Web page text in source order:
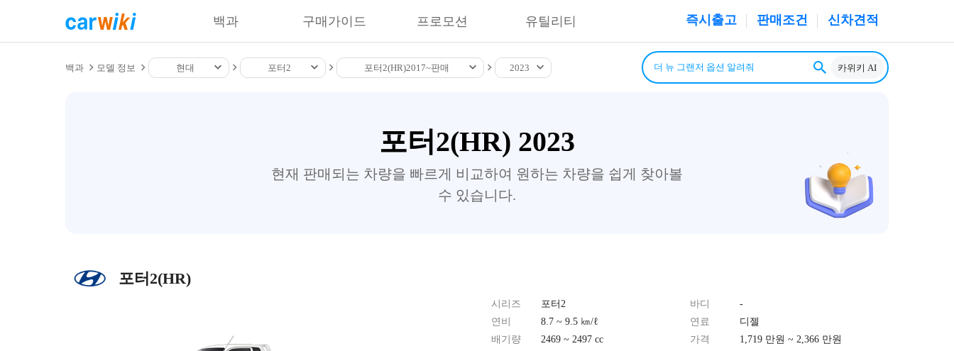
즉시출고 판매조건 신차견적
백과 구매가이드 프로모션 유틸리티
백과 모델 정보 현대 포터2 포터2(HR)2017~판매 2023 카위키 AI
포터2(HR) 2023
현재 판매되는 차량을 빠르게 비교하여 원하는 차량을 쉽게 찾아볼
수 있습니다.
포터2(HR)
시리즈 포터2 바디
-
연비
8.7 ~ 9.5 ㎞/ℓ 연료
디젤
배기량
2469 ~ 2497 cc 가격 1,719 만원 ~ 2,366 만원